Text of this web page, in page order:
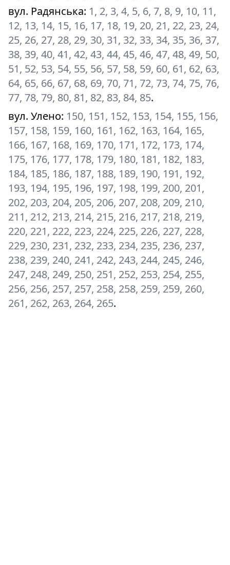
вул. Радянська: 1, 2, 3, 4, 5, 6, 7, 8, 9, 10, 11,
12, 13, 14, 15, 16, 17, 18, 19, 20, 21, 22, 23, 24,
25, 26, 27, 28, 29, 30, 31, 32, 33, 34, 35, 36, 37,
38, 39, 40, 41, 42, 43, 44, 45, 46, 47, 48, 49, 50,
51, 52, 53, 54, 55, 56, 57, 58, 59, 60, 61, 62, 63,
64, 65, 66, 67, 68, 69, 70, 71, 72, 73, 74, 75, 76,
77, 78, 79, 80, 81, 82, 83, 84, 85.
вул. Улено: 150, 151, 152, 153, 154, 155, 156,
157, 158, 159, 160, 161, 162, 163, 164, 165,
166, 167, 168, 169, 170, 171, 172, 173, 174,
175, 176, 177, 178, 179, 180, 181, 182, 183,
184, 185, 186, 187, 188, 189, 190, 191, 192,
193, 194, 195, 196, 197, 198, 199, 200, 201,
202, 203, 204, 205, 206, 207, 208, 209, 210,
211, 212, 213, 214, 215, 216, 217, 218, 219,
220, 221, 222, 223, 224, 225, 226, 227, 228,
229, 230, 231, 232, 233, 234, 235, 236, 237,
238, 239, 240, 241, 242, 243, 244, 245, 246,
247, 248, 249, 250, 251, 252, 253, 254, 255,
256, 256, 257, 257, 258, 258, 259, 259, 260,
261, 262, 263, 264, 265.